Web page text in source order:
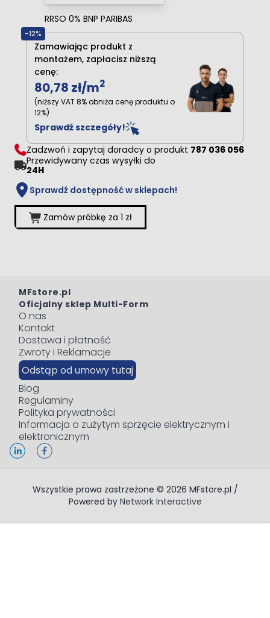
RRSO 0% BNP PARIBAS
-12%
Zamawiając produkt z
montażem, zapłacisz niższą
cenę:
80,78 zł/m2
(niższy VAT 8% obniża cenę produktu o
12%)
Sprawdź szczegóły!
Zadzwoń i zapytaj doradcy o produkt 787 036 056
Przewidywany czas wysyłki do
24H
Sprawdź dostępność w sklepach!
Zamów próbkę za 1 zł
MFstore.pl
Oficjalny sklep Multi-Form
O nas
Kontakt
Dostawa i płatność
Zwroty i Reklamacje
Odstąp od umowy tutaj
Blog
Regulaminy
Polityka prywatności
Informacja o zużytym sprzęcie elektrycznym i
elektronicznym
Wszystkie prawa zastrzeżone © 2026 MFstore.pl /
Powered by Network Interactive